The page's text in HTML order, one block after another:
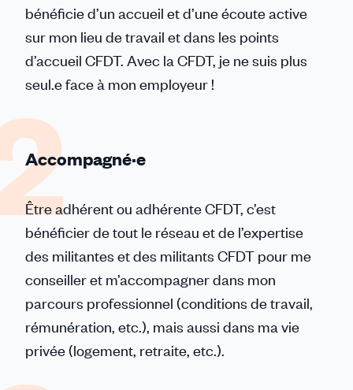
bénéficie d’un accueil et d’une écoute active
sur mon lieu de travail et dans les points
d’accueil CFDT. Avec la CFDT, je ne suis plus
seul.e face à mon employeur !
Accompagné·e
Être adhérent ou adhérente CFDT, c’est
bénéficier de tout le réseau et de l’expertise
des militantes et des militants CFDT pour me
conseiller et m’accompagner dans mon
parcours professionnel (conditions de travail,
rémunération, etc.), mais aussi dans ma vie
privée (logement, retraite, etc.).